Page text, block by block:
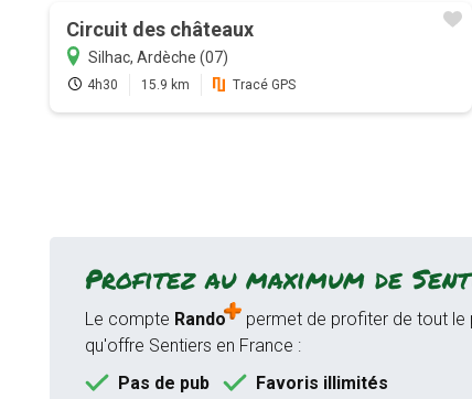
Circuit des châteaux
Silhac, Ardèche (07)
4h30 15.9 km Tracé GPS
Profitez au maximum de
Le compte Rando
permet de profiter de tout le
qu'offre Sentiers en France :
Pas de pub
Favoris illimités